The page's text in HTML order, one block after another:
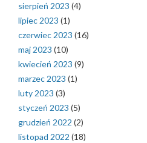
sierpień 2023 (4)
lipiec 2023 (1)
czerwiec 2023 (16)
maj 2023 (10)
kwiecień 2023 (9)
marzec 2023 (1)
luty 2023 (3)
styczeń 2023 (5)
grudzień 2022 (2)
listopad 2022 (18)